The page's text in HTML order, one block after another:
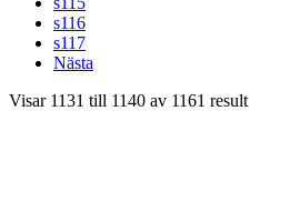
s116
s117
Nästa
Visar 1131 till 1140 av 1161 result